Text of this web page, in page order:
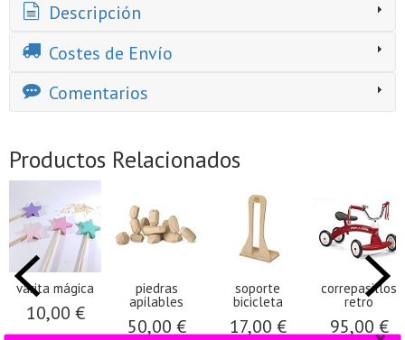
Descripción
Costes de Envío
Comentarios
Productos Relacionados
varita mágica
10,00 €
piedras
apilables
50,00 €
soporte
bicicleta
17,00 €
correpasillos
retro
95,00 €